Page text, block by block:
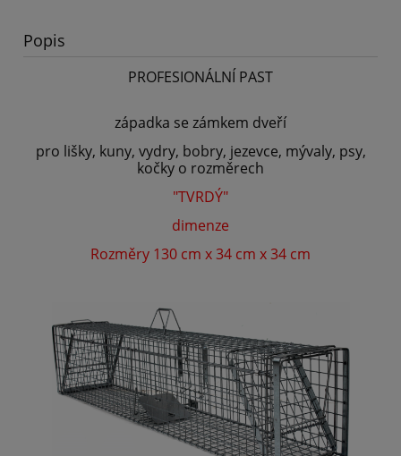
Popis
PROFESIONÁLNÍ PAST
západka se zámkem dveří
pro lišky, kuny, vydry, bobry, jezevce, mývaly, psy,
kočky o rozměrech
"TVRDÝ"
dimenze
Rozměry 130 cm x 34 cm x 34 cm